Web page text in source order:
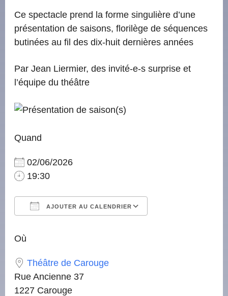
Ce spectacle prend la forme singulière d’une
présentation de saisons, florilège de séquences
butinées au fil des dix-huit dernières années
Par Jean Liermier, des invité-e-s surprise et
l’équipe du théâtre
Quand
02/06/2026
19:30
AJOUTER AU CALENDRIER
Où
Théâtre de Carouge
Rue Ancienne 37
1227 Carouge